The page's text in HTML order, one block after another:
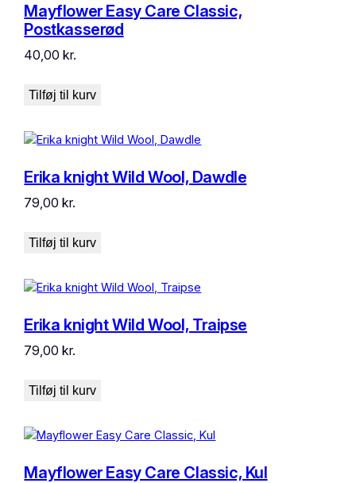
Mayflower Easy Care Classic,
Postkasserød
40,00kr.
Tilføj til kurv
Erika knight Wild Wool, Dawdle
79,00kr.
Tilføj til kurv
Erika knight Wild Wool, Traipse
79,00kr.
Tilføj til kurv
Mayflower Easy Care Classic, Kul